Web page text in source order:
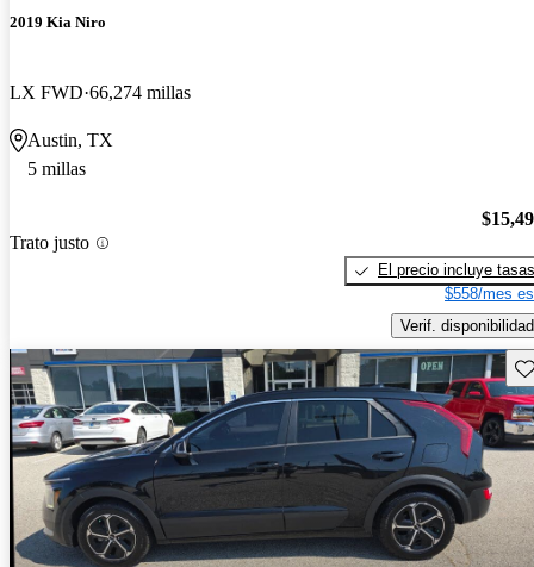
2019 Kia Niro
LX FWD 66,274 millas
Austin, TX
5 millas
Trato justo
El precio incluye tasas
$558/mes
Verif. disponibilidad